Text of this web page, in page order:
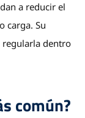
a reducir el
carga. Su
regularla dentro
común?